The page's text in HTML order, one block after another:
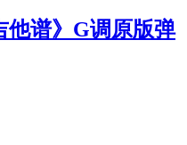
他谱》G调原版弹